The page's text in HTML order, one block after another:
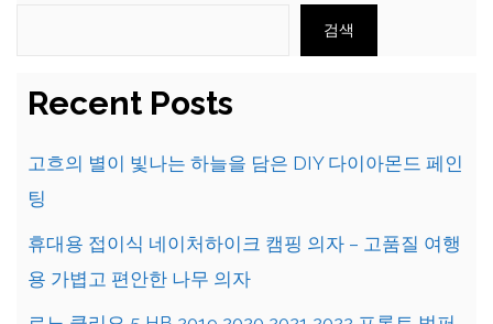
검색
Recent Posts
고흐의 별이 빛나는 하늘을 담은 DIY 다이아몬드 페인
팅
휴대용 접이식 네이처하이크 캠핑 의자 – 고품질 여행
용 가볍고 편안한 나무 의자